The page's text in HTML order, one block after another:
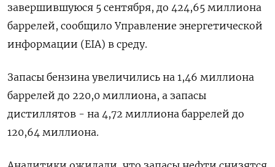
завершившуюся 5 сентября, до 424,65 миллиона
баррелей, сообщило Управление энергетической
информации (EIA) в среду.
Запасы бензина увеличились на 1,46 миллиона
баррелей до 220,0 миллиона, а запасы
дистиллятов - на 4,72 миллиона баррелей до
120,64 миллиона.